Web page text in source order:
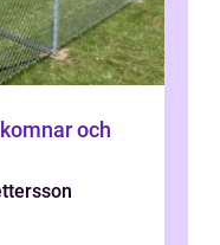
och